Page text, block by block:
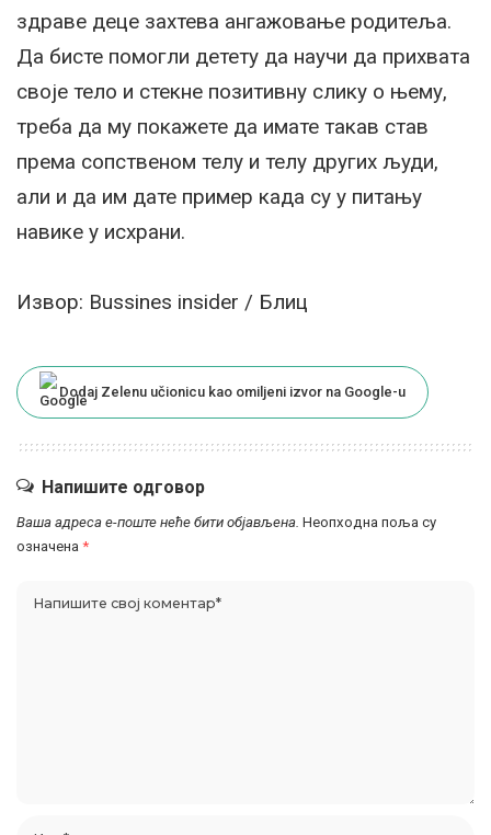
здраве деце захтева ангажовање родитеља.
Да бисте помогли детету да научи да прихвата
своје тело и стекне позитивну слику о њему,
треба да му покажете да имате такав став
према сопственом телу и телу других људи,
али и да им дате пример када су у питању
навике у исхрани.
Извор: Bussines insider / Блиц
Dodaj Zelenu učionicu kao omiljeni izvor na Google-u
Напишите одговор
Ваша адреса е-поште неће бити објављена. Неопходна поља су
означена *